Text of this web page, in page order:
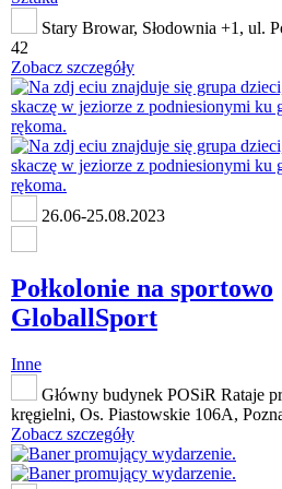
Stary Browar, Słodownia +1, ul.
42
Zobacz szczegóły
26.06-25.08.2023
Połkolonie na sportowo
GloballSport
Inne
Główny budynek POSiR Rataje
kręgielni, Os. Piastowskie 106A,
Zobacz szczegóły